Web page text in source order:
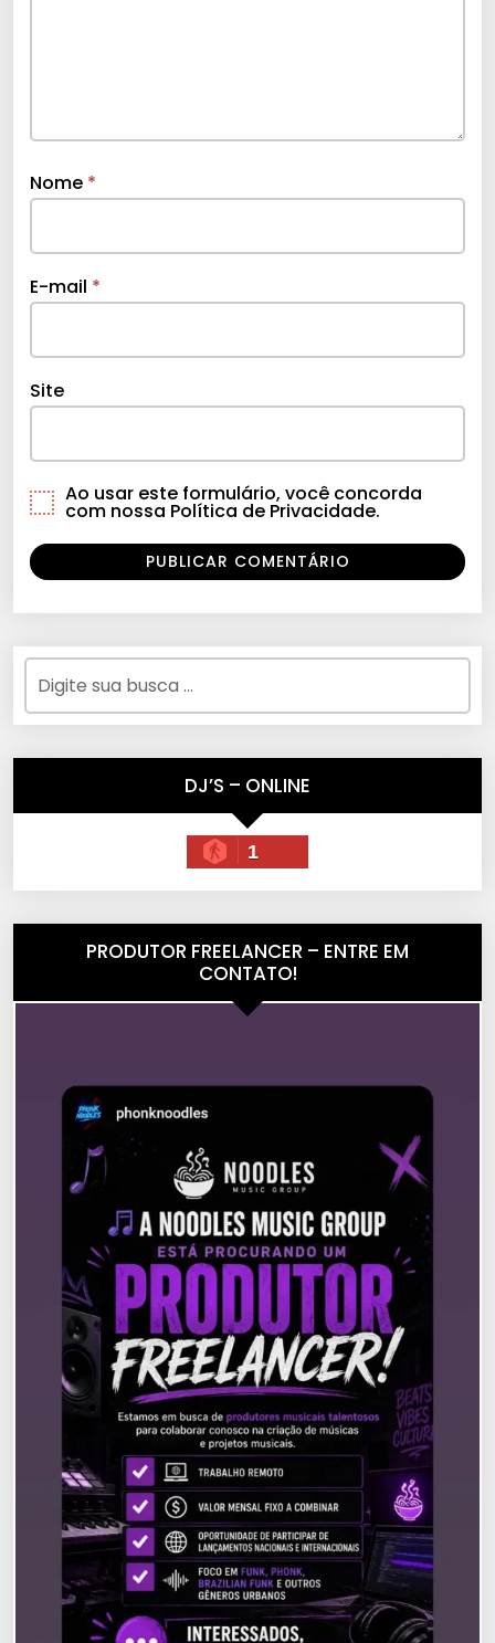
Nome *
E-mail *
Site
Ao usar este formulário, você concorda
com nossa Política de Privacidade.
DJ’S – ONLINE
1
PRODUTOR FREELANCER – ENTRE EM
CONTATO!